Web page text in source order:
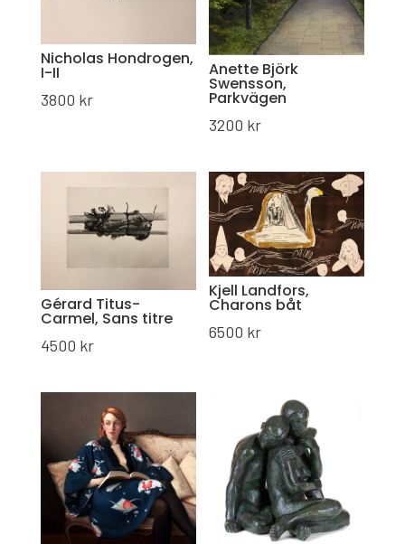
Nicholas Hondrogen,
I-II
3800 kr
Anette Björk
Swensson,
Parkvägen
3200 kr
Gérard Titus-
Carmel, Sans titre
4500 kr
Kjell Landfors,
Charons båt
6500 kr